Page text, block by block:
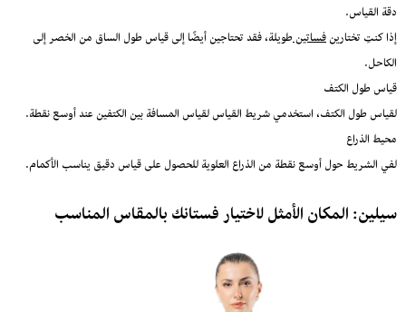
دقة القياس.
إذا كنتِ تختارينفساتينطويلة، فقد تحتاجين أيضًا إلى قياس طول الساق من الخصر إلى
الكاحل.
قياس طول الكتف
لقياس طول الكتف، استخدمي شريط القياس لقياس المسافة بين الكتفين عند أوسع نقطة.
محيط الذراع
لفي الشريط حول أوسع نقطة من الذراع العلوية للحصول على قياس دقيق يناسب الأكمام.
سيلين: المكان الأمثل لاختيار فستانك بالمقاس المناسب